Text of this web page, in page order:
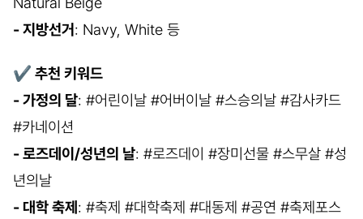
- 지방선거: Navy, White 등
✔ 추천 키워드
- 가정의 달: #어린이날 #어버이날 #스승의날 #감사카드
#카네이션
- 로즈데이/성년의 날: #로즈데이 #장미선물 #스무살 #성
년의날
- 대학 축제: #축제 #대학축제 #대동제 #공연 #축제포스